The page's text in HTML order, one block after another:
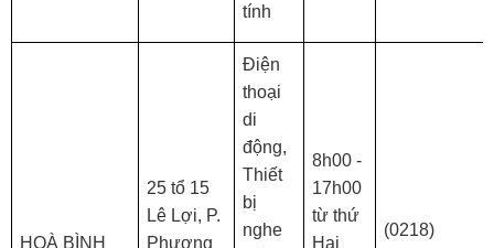
tính
HOÀ BÌNH
25 tổ 15
Lê Lợi, P.
Phương
Điện
thoại
di
động,
Thiết
bị
nghe
8h00 -
17h00
từ thứ
Hai
(0218)